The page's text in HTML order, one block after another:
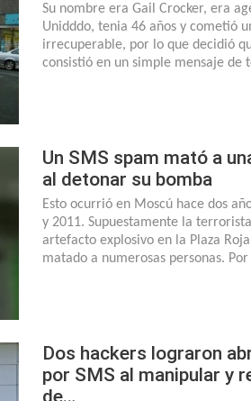
Su nombre era Gail Crocker, era
Unidddo, tenia 46 años y cometió
irrecuperable, por lo que decidió
consistió en un simple mensaje de
Un SMS spam mató a
al detonar su bomba
Esto ocurrió en Moscú hace dos
y 2011. Supuestamente la
artefacto explosivo en la Plaza
matado a numerosas personas.
Dos hackers lograron
por SMS al manipular y
de…